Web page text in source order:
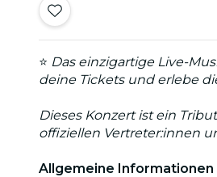
⭐ Das einzigartige Live-
deine Tickets und erlebe
Dieses Konzert ist ein
offiziellen Vertreter:innen
Allgemeine Informationen